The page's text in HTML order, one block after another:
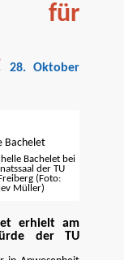
für
28. Oktober
Bachelet bei
der TU
(Foto:
Müller)
erhielt am
der TU